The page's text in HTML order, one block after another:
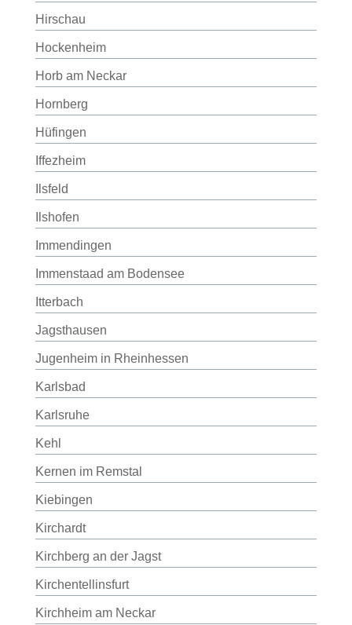
Hirschau
Hockenheim
Horb am Neckar
Hornberg
Hüfingen
Iffezheim
Ilsfeld
Ilshofen
Immendingen
Immenstaad am Bodensee
Itterbach
Jagsthausen
Jugenheim in Rheinhessen
Karlsbad
Karlsruhe
Kehl
Kernen im Remstal
Kiebingen
Kirchardt
Kirchberg an der Jagst
Kirchentellinsfurt
Kirchheim am Neckar